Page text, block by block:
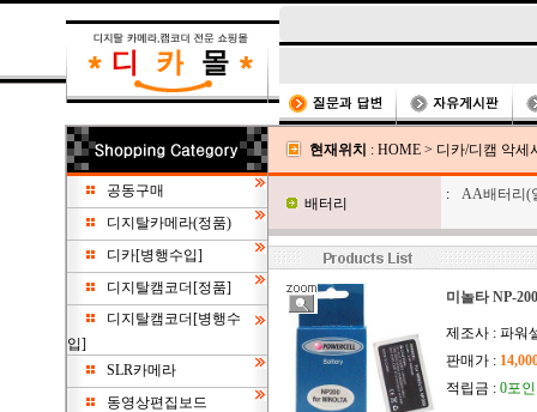
공동구매
디지탈카메라(정품)
디카[병행수입]
디지탈캠코더[정품]
디지탈캠코더[병행수
입]
SLR카메라
동영상편집보드
현재위치 : HOME > 디카/디캠 악세
배터리
: AA배터리(
미놀타 NP-
제조사 : 파워
판매가 :
적립금 : 0포